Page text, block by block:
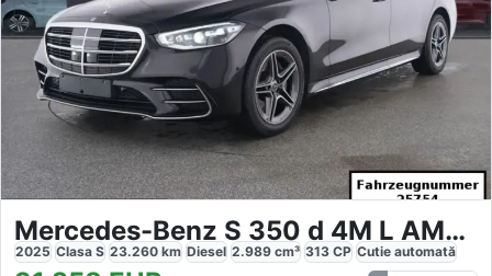
Mercedes-Benz S 350 d 4M L AMG Chauffeur Fond Ent.
2025 Clasa S 23.260 km Diesel 2.989 cm³ 313 CP Cutie automată